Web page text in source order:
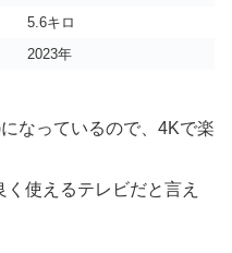
5.6キロ
2023年
なっているので、4Kで楽
使えるテレビだと言え